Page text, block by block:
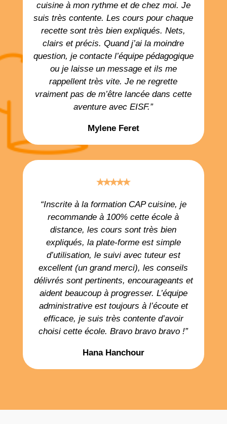
cuisine à mon rythme et de chez moi. Je
suis très contente. Les cours pour chaque
recette sont très bien expliqués. Nets,
clairs et précis. Quand j’ai la moindre
question, je contacte l’équipe pédagogique
ou je laisse un message et ils me
rappellent très vite. Je ne regrette
vraiment pas de m’être lancée dans cette
aventure avec EISF.”
Mylene Feret
⭑⭑⭑⭑⭑
“Inscrite à la formation CAP cuisine, je
recommande à 100% cette école à
distance, les cours sont très bien
expliqués, la plate-forme est simple
d’utilisation, le suivi avec tuteur est
excellent (un grand merci), les conseils
délivrés sont pertinents, encourageants et
aident beaucoup à progresser. L’équipe
administrative est toujours à l’écoute et
efficace, je suis très contente d’avoir
choisi cette école. Bravo bravo bravo !”
Hana Hanchour